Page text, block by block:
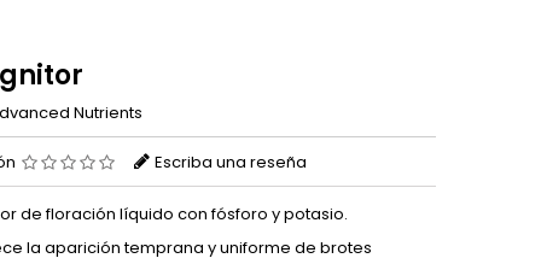
Nutrients
Escriba una reseña
de floración líquido con fósforo y potasio.
la aparición temprana y uniforme de brotes